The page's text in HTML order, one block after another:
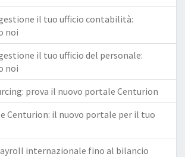
il tuo ufficio contabilità:
noi
il tuo ufficio del personale:
noi
prova il nuovo portale Centurion
Centurion: il nuovo portale per il tuo
internazionale fino al bilancio